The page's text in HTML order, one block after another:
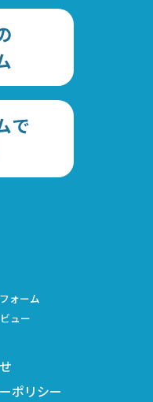
ォーム
ュー
ポリシー